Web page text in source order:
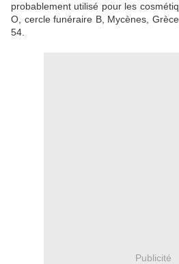
probablement utilisé pour les
O, cercle funéraire B, Mycènes,
54.
Publicité